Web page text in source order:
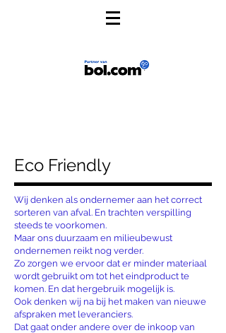
Eco Friendly
Wij denken als ondernemer aan het correct
sorteren van afval. En trachten verspilling
steeds te voorkomen.
Maar ons duurzaam en milieubewust
ondernemen reikt nog verder.
Zo zorgen we ervoor dat er minder materiaal
wordt gebruikt om tot het eindproduct te
komen. En dat hergebruik mogelijk is.
Ook denken wij na bij het maken van nieuwe
afspraken met leveranciers.
Dat gaat onder andere over de inkoop van